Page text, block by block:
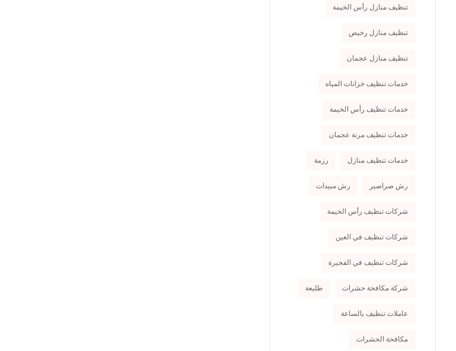
تنظيف منازل رأس الخيمة
تنظيف منازل رخيص
تنظيف منازل عجمان
خدمات تنظيف خزانات المياه
خدمات تنظيف رأس الخيمة
خدمات تنظيف مرنة عجمان
خدمات تنظيف منازل رزمة
رش صراصير رش مبيدات
شركات تنظيف رأس الخيمة
شركات تنظيف في العين
شركات تنظيف في الفجيرة
شركة مكافحة حشرات طليعة
عاملات تنظيف بالساعة
مكافحة الحشرات